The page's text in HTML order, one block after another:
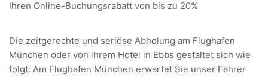
Ihren Online-Buchungsrabatt von bis zu 20%
Die zeitgerechte und seriöse Abholung am Flughafen
München oder von ihrem Hotel in Ebbs gestaltet sich wie
folgt: Am Flughafen München erwartet Sie unser Fahrer